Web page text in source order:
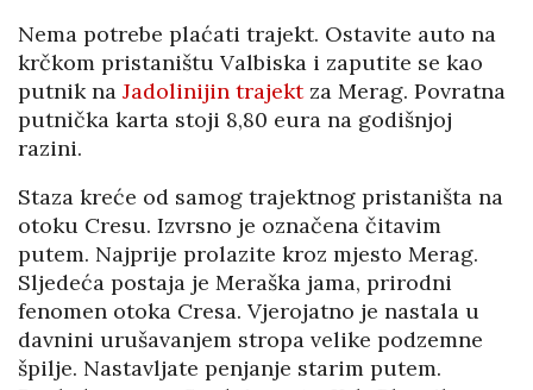
Nema potrebe plaćati trajekt. Ostavite auto na
krčkom pristaništu Valbiska i zaputite se kao
putnik na Jadolinijin trajektza Merag. Povratna
putnička karta stoji 8,80 eura na godišnjoj
razini.
Staza kreće od samog trajektnog pristaništa na
otoku Cresu. Izvrsno je označena čitavim
putem. Najprije prolazite kroz mjesto Merag.
Sljedeća postaja je Meraška jama, prirodni
fenomen otoka Cresa. Vjerojatno je nastala u
davnini urušavanjem stropa velike podzemne
špilje. Nastavljate penjanje starim putem.